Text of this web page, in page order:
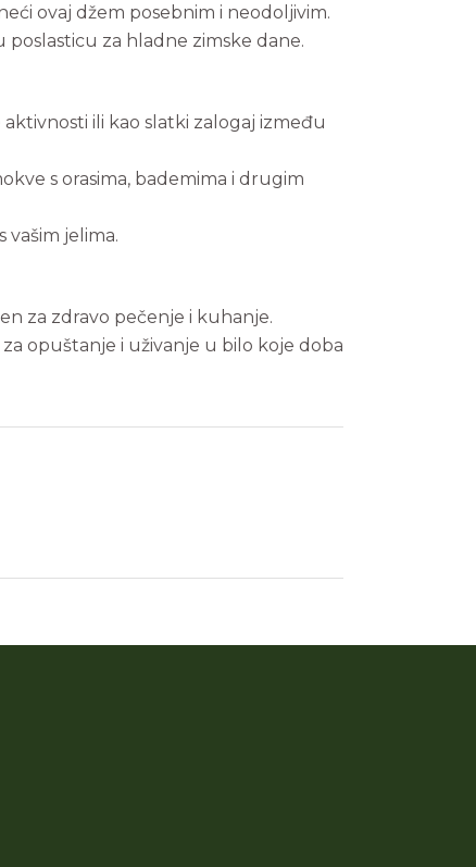
ovaj džem posebnim i neodoljivim.
poslasticu za hladne zimske dane.
ili kao slatki zalogaj između
s orasima, bademima i drugim
vašim jelima.
za zdravo pečenje i kuhanje.
opuštanje i uživanje u bilo koje doba